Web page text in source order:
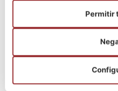
preguntas do presente
orde establecida nos
O tempo máximo de
No acceso pola quenda
superarán o exercicio as
acaden, en cada unha
Permitir